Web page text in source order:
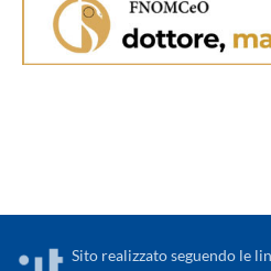
Sito realizzato seguendo le